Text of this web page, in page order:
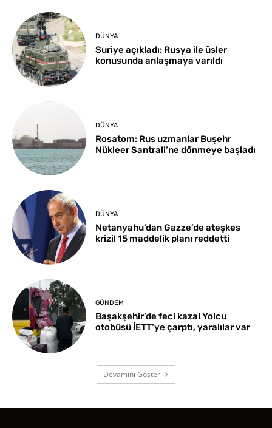
DÜNYA
Suriye açıkladı: Rusya ile üsler
konusunda anlaşmaya varıldı
DÜNYA
Rosatom: Rus uzmanlar Buşehr
Nükleer Santrali’ne dönmeye başladı
DÜNYA
Netanyahu’dan Gazze’de ateşkes
krizi! 15 maddelik planı reddetti
GÜNDEM
Başakşehir’de feci kaza! Yolcu
otobüsü İETT’ye çarptı, yaralılar var
Devamını Göster